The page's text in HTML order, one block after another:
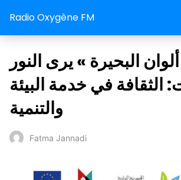
Radio Oxygène FM
البحيرة » يرى النور
الثقافة في خدمة البيئة
والتنمية
Fatma Jannadi